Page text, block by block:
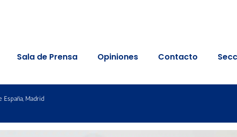
Sala de Prensa Opiniones Contacto
España, Madrid